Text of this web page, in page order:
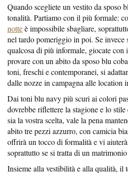
Quando scegliete un vestito da sposo
tonalità. Partiamo con il più formale:
notteè impossibile sbagliare,
nel tardo pomeriggio in poi. Se invece
qualcosa di più informale, giocate con
provare con un abito da sposo blu
toni, freschi e contemporanei, si
dalle nozze in campagna alle location
Dai toni blu navy più scuri ai colori
dovrebbe riflettere la stagione e lo
sia la vostra scelta, vale la pena
abito tre pezzi azzurro, con camicia
offrirà un tocco di formalità e vi
soprattutto se si tratta di un
Insieme alla vestibilità e alla qualità, il